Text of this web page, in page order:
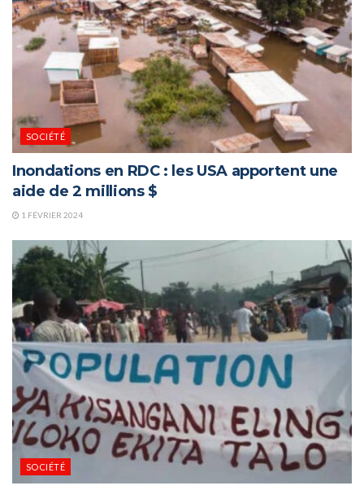
SOCIÉTÉ
Inondations en RDC : les USA apportent une
aide de 2 millions $
1 FÉVRIER 2024
SOCIÉTÉ